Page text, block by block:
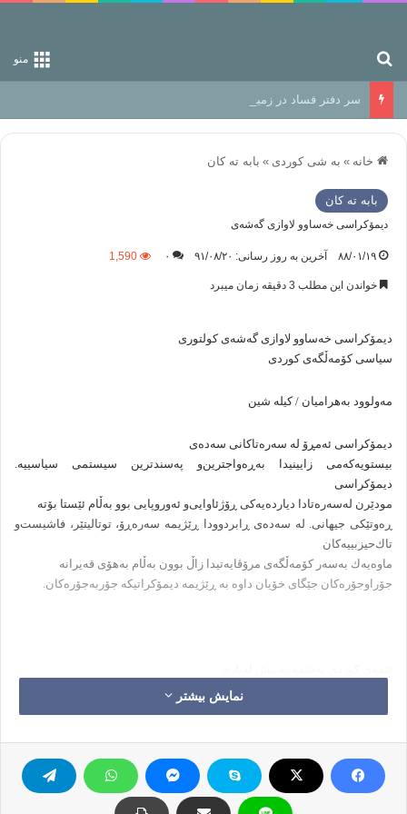
منو
سر دفتر فساد در زمین‌، دوری وکناره‌گیری از راه خداست‌!
خانه » به شی کوردی » بابه ته كان
بابه ته كان
دیمۆكراسی خه‌ساو‌و لاوازی گه‌شه‌ی
۸۸/۰۱/۱۹ آخرین به روز رسانی: ۹۱/۰۸/۲۰ ۰ 1,590
خواندن این مطلب 3 دقیقه زمان میبرد
دیمۆكراسی خه‌ساو‌و لاوازی گه‌شه‌ی کولتوری
سیاسی کۆمه‌ڵگه‌ی کوردی
مه‌ولوود به‌هرامیان /کیله شین
دیمۆكراسی ئه‌مڕۆ له سه‌ره‌تاكانی سه‌ده‌ی
بیستویه‌كه‌می زایینیدا به‌ڕه‌واجترین‌و په‌سندترین سیستمی سیاسییه.
دیمۆكراسی
مودێرن له‌سه‌ره‌تادا دیارده‌یه‌كی ڕۆژئاوایی‌و ئه‌وروپایی بوو به‌ڵام ئێستا بۆته‌
ڕه‌وتێكی جیهانی. له سه‌ده‌ی ڕابردوودا ڕێژیمه سه‌ره‌ڕۆ، توتالیتێر، فاشیست‌و
تا‌ك‌حیزبییه‌كان
ماوه‌یه‌ك به‌سه‌ر كۆمه‌ڵگه‌ی مرۆڤایه‌تیدا زاڵ بوون به‌ڵام به‌هۆی قه‌یرانه
جۆراوجۆره‌كان جێگای خۆیان داوه به ڕێژیمه دیمۆكراتیكه جۆربه‌جۆره‌كان.
جوغرافیای سیاسییه‌وه ده‌كه‌وینه ئه‌م به‌شه له جیهان كه ڕۆژهه‌ڵاتی ناوه‌ڕاستی
دوای دۆخه جیاجیاكانی كۆمه‌ڵگه‌ی خۆرئاوا‌و تێپه‌ڕاندنی زۆر قۆناغی سه‌خت‌و
دژواری
وه‌كو چاخی سه‌ده‌كانی ناوه‌ڕاست، فیۆدالیزم، فاشیزم‌و نازیسم‌و ده‌یان شتی
نمایش بیشتر